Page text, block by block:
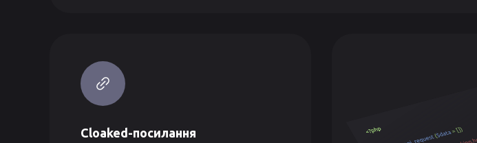
Cloaked-посилання